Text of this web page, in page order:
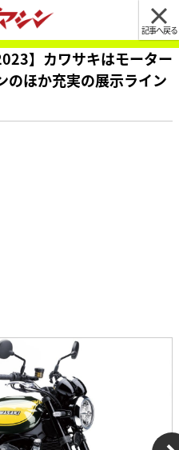
記事へ戻る
】カワサキはモーター
のほか充実の展示ライン